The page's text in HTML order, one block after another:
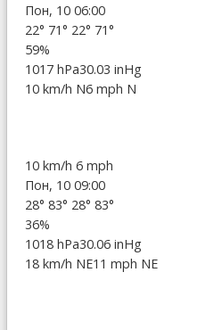
Пон, 10 06:00
22° 71° 22° 71°
59%
1017 hPa30.03 inHg
10 km/h N6 mph N
10 km/h 6 mph
Пон, 10 09:00
28° 83° 28° 83°
36%
1018 hPa30.06 inHg
18 km/h NE11 mph NE